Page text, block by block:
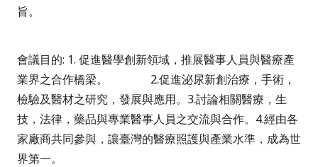
旨。
會議目的: 1. 促進醫學創新領域，推展醫事人員與醫療產
業界之合作橋梁。
2.促進泌尿新創治療，手術，
檢驗及醫材之研究，發展與應用。 3.討論相關醫療，生
技，法律，藥品與專業醫事人員之交流與合作。 4.經由各
家廠商共同參與，讓臺灣的醫療照護與產業水準，成為世
界第一。